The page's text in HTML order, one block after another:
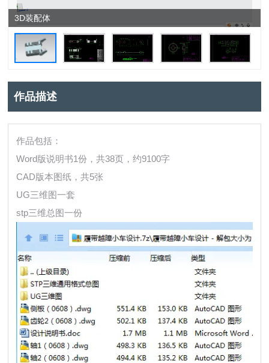
3D装配体
作品描述
作品包括：
Word版说明书1份，共38页，约9100字
CAD版本图纸，共5张
UG三维图一套
stp三维总图一份